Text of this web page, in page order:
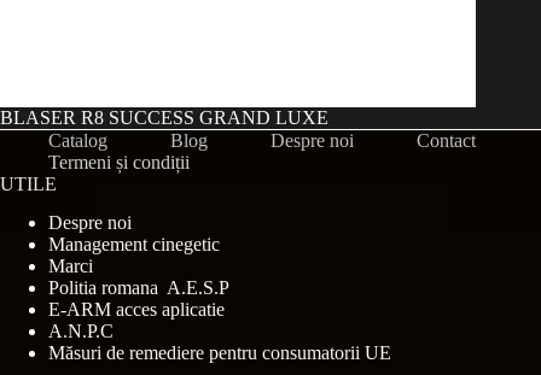
BLASER R8 SUCCESS GRAND LUXE
Catalog
Blog Despre noi
Contact
Termeni și condiții
UTILE
Despre noi
Management cinegetic
Marci
Politia romana A.E.S.P
E-ARM acces aplicatie
A.N.P.C
Măsuri de remediere pentru consumatorii UE